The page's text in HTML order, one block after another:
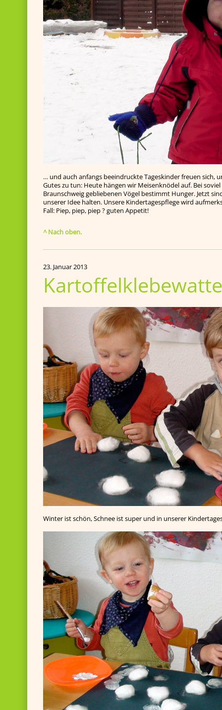
… und auch anfangs beeindruckte Tageskinder freuen sich,
Gutes zu tun: Heute hängen wir Meisenknödel auf. Bei
Braunschweig gebliebenen Vögel bestimmt Hunger. Jetzt
unserer Idee halten. Unsere Kindertagespflege wird
Fall: Piep, piep, piep ? guten Appetit!
^ Nach oben.
23. Januar 2013
Winter ist schön, Schnee ist super und in unserer